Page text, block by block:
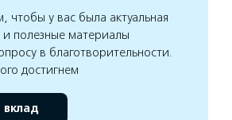
чтобы у вас была актуальная
полезные материалы
в благотворительности.
достигнем
вклад